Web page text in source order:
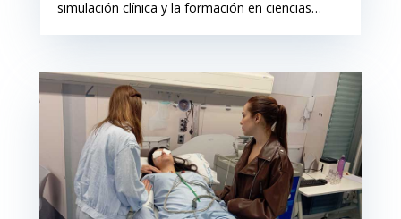
simulación clínica y la formación en ciencias…